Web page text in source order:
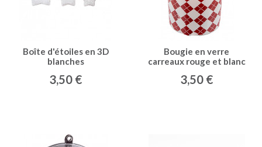
Boîte d'étoiles en 3D
blanches
3,50 €
Bougie en verre
carreaux rouge et blanc
3,50 €